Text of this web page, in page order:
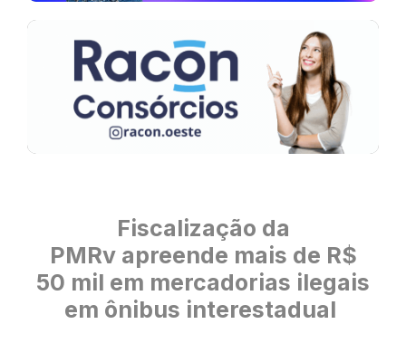
Fiscalização da
PMRv apreende mais de R$
50 mil em mercadorias ilegais
em ônibus interestadual